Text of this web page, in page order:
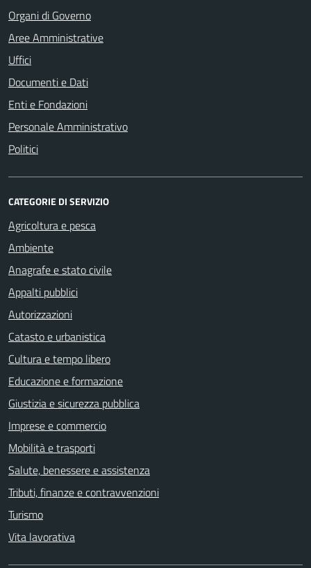
Organi di Governo
Aree Amministrative
Uffici
Documenti e Dati
Enti e Fondazioni
Personale Amministrativo
Politici
CATEGORIE DI SERVIZIO
Agricoltura e pesca
Ambiente
Anagrafe e stato civile
Appalti pubblici
Autorizzazioni
Catasto e urbanistica
Cultura e tempo libero
Educazione e formazione
Giustizia e sicurezza pubblica
Imprese e commercio
Mobilità e trasporti
Salute, benessere e assistenza
Tributi, finanze e contravvenzioni
Turismo
Vita lavorativa